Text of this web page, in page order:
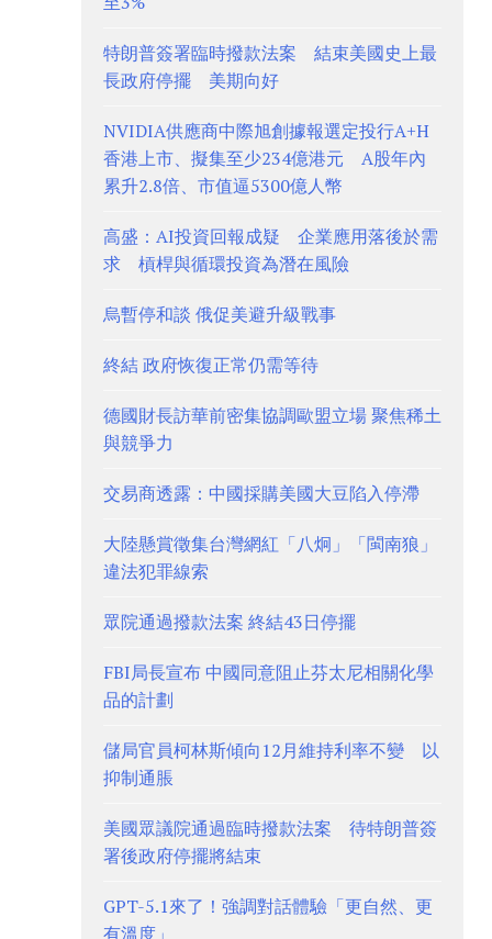
特朗普簽署臨時撥款法案 結束美國史上最
長政府停擺 美期向好
NVIDIA供應商中際旭創據報選定投行A+H
香港上市、擬集至少234億港元 A股年內
累升2.8倍、市值逼5300億人幣
高盛：AI投資回報成疑 企業應用落後於需
求 槓桿與循環投資為潛在風險
烏暫停和談 俄促美避升級戰事
終結 政府恢復正常仍需等待
德國財長訪華前密集協調歐盟立場 聚焦稀土
與競爭力
交易商透露：中國採購美國大豆陷入停滯
大陸懸賞徵集台灣網紅「八炯」「閩南狼」
違法犯罪線索
眾院通過撥款法案 終結43日停擺
FBI局長宣布 中國同意阻止芬太尼相關化學
品的計劃
儲局官員柯林斯傾向12月維持利率不變 以
抑制通脹
美國眾議院通過臨時撥款法案 待特朗普簽
署後政府停擺將結束
GPT-5.1來了！強調對話體驗「更自然、更
有溫度」